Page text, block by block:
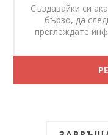
Създавайки си
бързо, да
преглеждате